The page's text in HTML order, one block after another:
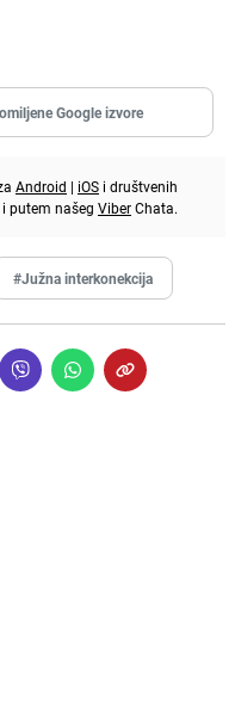
Google izvore
Android | iOS i društvenih
i putem našeg ViberChata.
#Južna interkonekcija